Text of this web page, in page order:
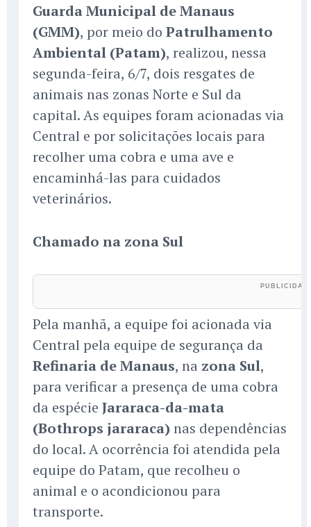
Guarda Municipal de Manaus
(GMM), por meio do Patrulhamento
Ambiental (Patam), realizou, nessa
segunda-feira, 6/7, dois resgates de
animais nas zonas Norte e Sul da
capital. As equipes foram acionadas via
Central e por solicitações locais para
recolher uma cobra e uma ave e
encaminhá-las para cuidados
veterinários.
Chamado na zona Sul
Pela manhã, a equipe foi acionada via
Central pela equipe de segurança da
Refinaria de Manaus, na zona Sul,
para verificar a presença de uma cobra
da espécie Jararaca-da-mata
(Bothrops jararaca) nas dependências
do local. A ocorrência foi atendida pela
equipe do Patam, que recolheu o
animal e o acondicionou para
transporte.